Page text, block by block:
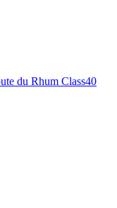
du Rhum Class40